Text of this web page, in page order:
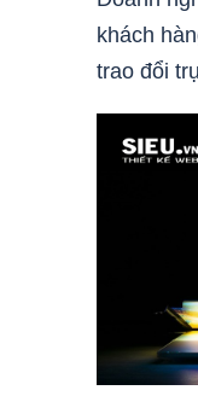
khách
trao đổi